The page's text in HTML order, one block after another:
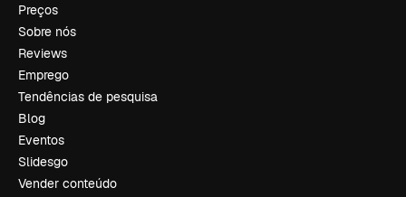
Preços
Sobre nós
Reviews
Emprego
Tendências de pesquisa
Blog
Eventos
Slidesgo
Vender conteúdo